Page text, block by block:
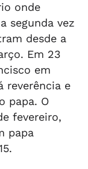
onde
segunda vez
desde a
Em 23
em
reverência e
papa. O
fevereiro,
papa